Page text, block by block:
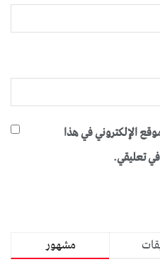
الإلكتروني في هذا
تعليقي.
مشهور